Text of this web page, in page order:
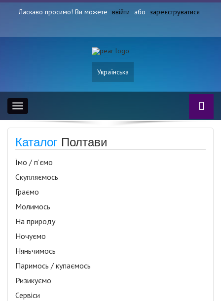
Ласкаво просимо! Ви можете ввійти або зареєструватися
Українська
Toggle
navigation
Каталог Полтави
Їмо / п’ємо
Скупляємось
Граємо
Молимось
На природу
Ночуємо
Няньчимось
Паримось / купаємось
Ризикуємо
Сервіси